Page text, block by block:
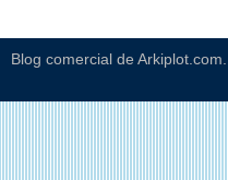
Blog comercial de